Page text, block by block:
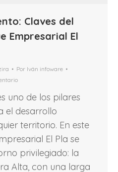
Claves del
Empresarial El
Por Iván infoware
uno de los pilares
el desarrollo
territorio. En este
El Pla se
privilegiado: la
Alta, con una larga